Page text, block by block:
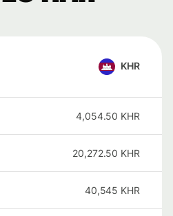
KHR
4,054.50 KHR
20,272.50 KHR
40,545 KHR